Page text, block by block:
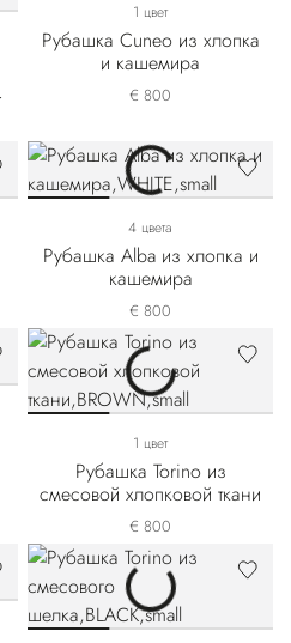
1 цвет
Рубашка Cuneo из хлопка
и кашемира
€ 800
4 цвета
Рубашка Alba из хлопка и
кашемира
€ 800
1 цвет
Рубашка Torino из
смесовой хлопковой ткани
€ 800